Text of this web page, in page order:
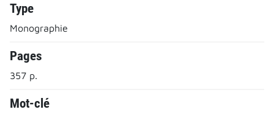
Type
Monographie
Pages
357 p.
Mot-clé